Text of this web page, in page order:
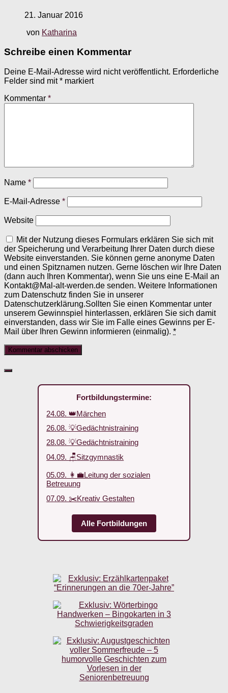
21. Januar 2016
von Katharina
Schreibe einen Kommentar
Deine E-Mail-Adresse wird nicht veröffentlicht. Erforderliche
Felder sind mit* markiert
Kommentar *
Name *
E-Mail-Adresse *
Website
Mit der Nutzung dieses Formulars erklären Sie sich mit
der Speicherung und Verarbeitung Ihrer Daten durch diese
Website einverstanden. Sie können gerne anonyme Daten
und einen Spitznamen nutzen. Gerne löschen wir Ihre Daten
(dann auch Ihren Kommentar), wenn Sie uns eine E-Mail an
Kontakt@Mal-alt-werden.de senden. Weitere Informationen
zum Datenschutz finden Sie in unserer
Datenschutzerklärung.Sollten Sie einen Kommentar unter
unserem Gewinnspiel hinterlassen, erklären Sie sich damit
einverstanden, dass wir Sie im Falle eines Gewinns per E-
Mail über Ihren Gewinn informieren (einmalig). *
Fortbildungstermine:
24.08. 👑Märchen
26.08. 💡Gedächtnistraining
28.08. 💡Gedächtnistraining
04.09. 🪑Sitzgymnastik
05.09. 👩‍💼Leitung der sozialen
Betreuung
07.09. ✂️Kreativ Gestalten
Alle Fortbildungen